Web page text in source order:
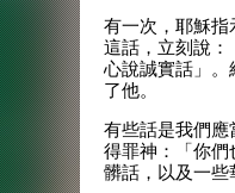
有一次，耶穌
這話，立刻說
心說誠實話」
了他。
有些話是我們
得罪神：「你們
髒話，以及一些